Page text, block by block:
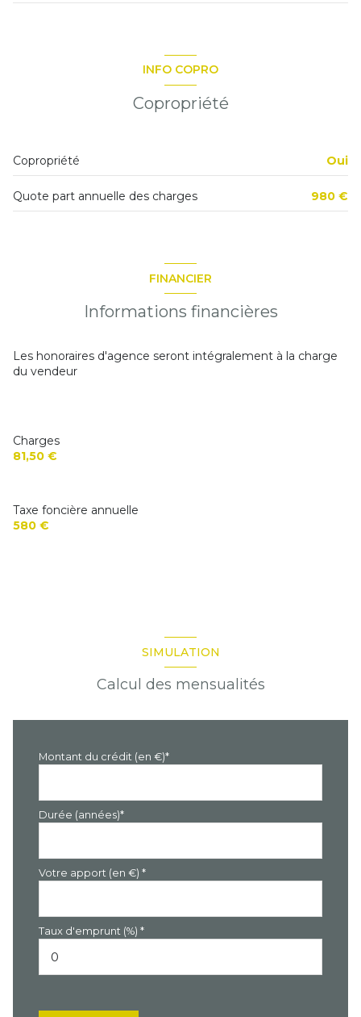
WC
balcon
2.80 m²
INFO COPRO
Copropriété
Copropriété Oui
Quote part annuelle des charges 980 €
FINANCIER
Informations financières
Les honoraires d'agence seront intégralement à la charge
du vendeur
Charges
81,50 €
Taxe foncière annuelle
580 €
SIMULATION
Calcul des mensualités
Montant du crédit (en €)*
Durée (années)*
Votre apport (en €) *
Taux d'emprunt (%) *